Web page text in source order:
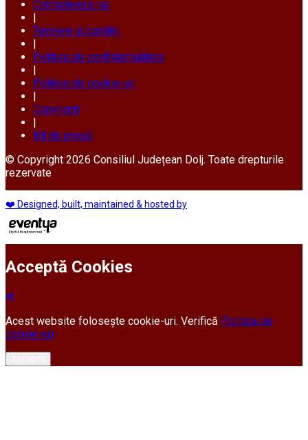
Contactează-ne
|
Termeni și condiții
|
Politica de confidențialitate
|
Politica de cookie-uri
|
Copyright
|
Kit de presă
© Copyright 2026 Consiliul Județean Dolj. Toate drepturile
rezervate
❤️ Designed, built, maintained & hosted by
Acceptă Cookies
Acest website folosește cookie-uri. Verifică Politica de
cookie-uri